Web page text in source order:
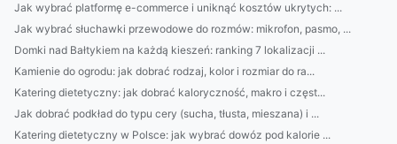
Jak wybrać platformę e-commerce i uniknąć kosztów ukrytych: ...
Jak wybrać słuchawki przewodowe do rozmów: mikrofon, pasmo, ...
Domki nad Bałtykiem na każdą kieszeń: ranking 7 lokalizacji ...
Kamienie do ogrodu: jak dobrać rodzaj, kolor i rozmiar do ra...
Katering dietetyczny: jak dobrać kaloryczność, makro i częst...
Jak dobrać podkład do typu cery (sucha, tłusta, mieszana) i ...
Katering dietetyczny w Polsce: jak wybrać dowóz pod kalorie ...